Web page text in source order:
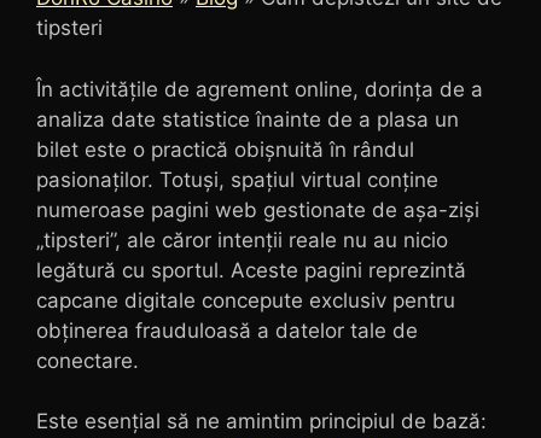
tipsteri
În activitățile de agrement online, dorința de a
analiza date statistice înainte de a plasa un
bilet este o practică obișnuită în rândul
pasionaților. Totuși, spațiul virtual conține
numeroase pagini web gestionate de așa-ziși
„tipsteri”, ale căror intenții reale nu au nicio
legătură cu sportul. Aceste pagini reprezintă
capcane digitale concepute exclusiv pentru
obținerea frauduloasă a datelor tale de
conectare.
Este esențial să ne amintim principiul de bază: